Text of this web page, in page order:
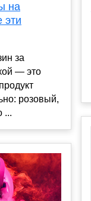
на
эти
за
— это
розовый,
...